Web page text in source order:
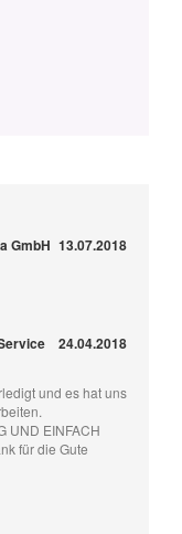
GmbH 13.07.2018
24.04.2018
und es hat uns
UND EINFACH
für die Gute